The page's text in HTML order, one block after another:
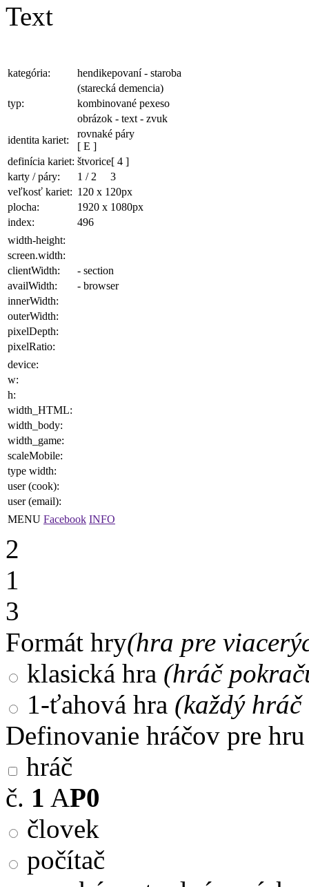
Text
kategória:
hendikepovaní - staroba
(starecká demencia)
typ:
kombinované pexeso
obrázok - text - zvuk
identita kariet:
rovnaké páry
[ E ]
definícia kariet: štvorice[ 4 ]
karty / páry:
1 / 2
3
veľkosť kariet: 120 x 120px
plocha: 1920 x 1080px
index:
496
width-height:
screen.width:
clientWidth:
- section
availWidth:
- browser
innerWidth:
outerWidth:
pixelDepth:
pixelRatio:
device:
w:
h:
width_HTML:
width_body:
width_game:
scaleMobile:
type width:
user (cook):
user (email):
MENU Facebook INFO
2
1
3
Formát hry(hra pre
klasická hra (hráč
1-ťahová hra (každý
Definovanie hráčov pre hru
hráč
č. 1 AP0
človek
počítač